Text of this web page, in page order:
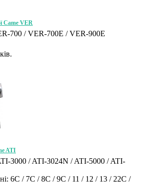
Came VER
700 / VER-700E / VER-900E
ATI
3000 / ATI-3024N / ATI-5000 / ATI-
6C / 7C / 8C / 9C / 11 / 12 / 13 / 22C /